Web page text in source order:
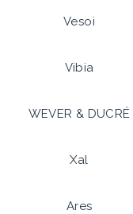
Vesoi
Vibia
WEVER & DUCRÉ
Xal
Ares